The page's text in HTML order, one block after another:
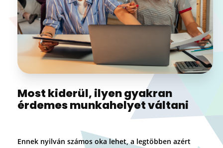
Most kiderül, ilyen gyakran
érdemes munkahelyet váltani
Ennek nyilván számos oka lehet, a legtöbben azért